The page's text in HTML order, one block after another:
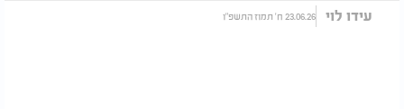
עידו לוי 23.06.26 ח' תמוז התשפ"ו